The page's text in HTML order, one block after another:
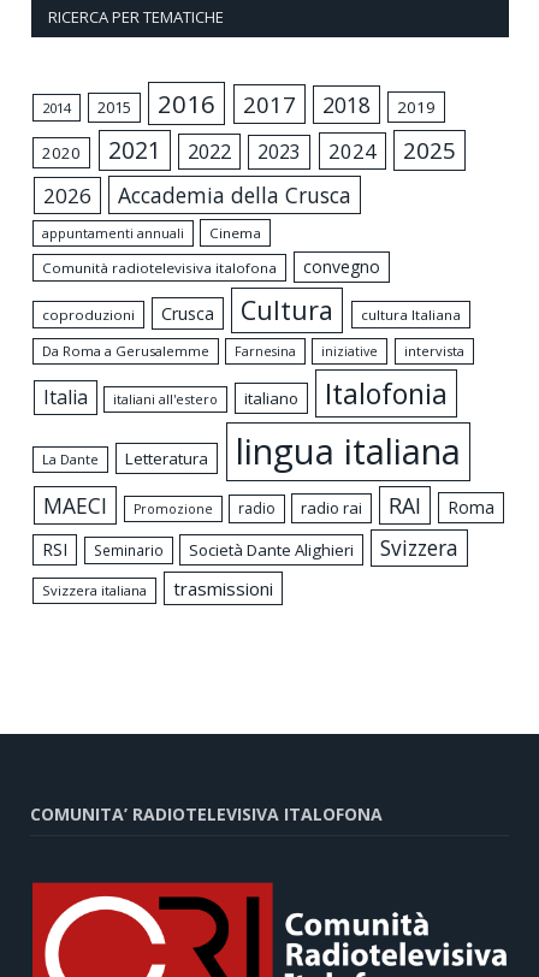
RICERCA PER TEMATICHE
2014 2015 2016 2017 2018 2019
2020 2021 2022 2023 2024 2025
2026 Accademia della Crusca
appuntamenti annuali
Cinema
Comunità radiotelevisiva italofona
convegno
coproduzioni Crusca Cultura
cultura Italiana
Da Roma a Gerusalemme
Farnesina iniziative intervista
Italia italiani all'estero italiano Italofonia
La Dante Letteratura lingua italiana
MAECI Promozione radio radio rai RAI
Roma
RSI
Seminario Società Dante Alighieri Svizzera
Svizzera italiana trasmissioni
COMUNITA’ RADIOTELEVISIVA ITALOFONA